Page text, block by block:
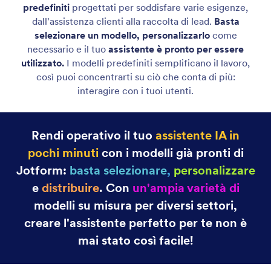
predefiniti progettati per soddisfare varie esigenze,
dall'assistenza clienti alla raccolta di lead. Basta
selezionare un modello, personalizzarlocome
necessario e il tuo assistente è pronto per essere
utilizzato. I modelli predefiniti semplificano il lavoro,
così puoi concentrarti su ciò che conta di più:
interagire con i tuoi utenti.
Rendi operativo il tuo assistente IA in
pochi minuticon i modelli già pronti di
Jotform: basta selezionare, personalizzare
edistribuire. Con un'ampia varietà di
modelli su misura per diversi settori,
creare l'assistente perfetto per te non è
mai stato così facile!